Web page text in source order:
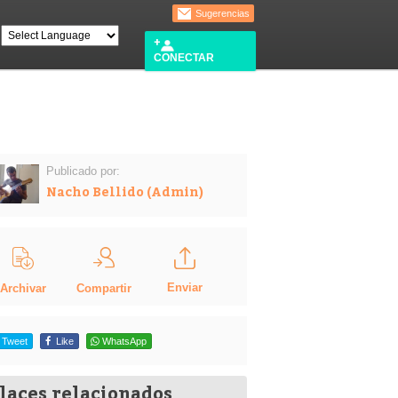
Sugerencias
CONECTAR
Publicado por:
Nacho Bellido (Admin)
Archivar Compartir Enviar
Tweet Like WhatsApp
relacionados